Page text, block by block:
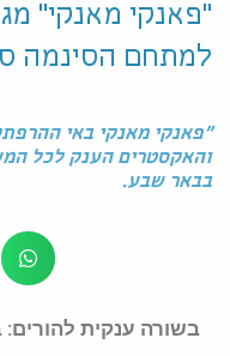
"פאנקי מאנקי"
למתחם הסינמה
"פאנקי מאנקי באי
והאקסטרים הענק לכל
בבאר שבע.
בשורה ענקית